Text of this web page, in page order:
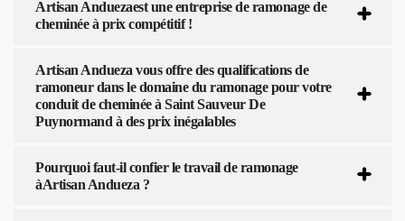
Artisan Anduezaest une entreprise de ramonage de
cheminée à prix compétitif !
Artisan Andueza vous offre des qualifications de
ramoneur dans le domaine du ramonage pour votre
conduit de cheminée à Saint Sauveur De
Puynormand à des prix inégalables
Pourquoi faut-il confier le travail de ramonage
àArtisan Andueza ?